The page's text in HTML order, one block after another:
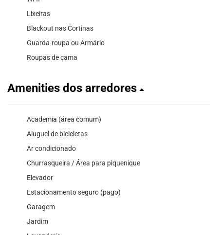
Lixeiras
Blackout nas Cortinas
Guarda-roupa ou Armário
Roupas de cama
Amenities dos arredores
Academia (área comum)
Aluguel de bicicletas
Ar condicionado
Churrasqueira / Área para piquenique
Elevador
Estacionamento seguro (pago)
Garagem
Jardim